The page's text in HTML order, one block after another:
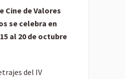
Cine de Valores
se celebra en
al 20 de octubre
del IV